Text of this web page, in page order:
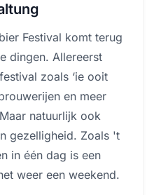
Festival komt terug
dingen. Allereerst
zoals ‘ie ooit
en meer
natuurlijk ook
gezelligheid. Zoals 't
in één dag is een
weer een weekend.